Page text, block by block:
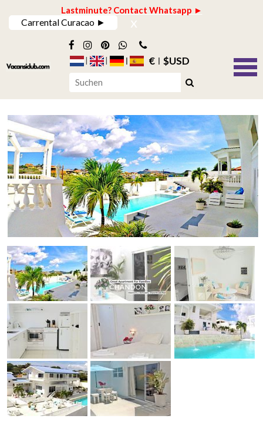
Lastminute? Contact Whatsapp ►
Carrental Curacao ► x
€ $USD